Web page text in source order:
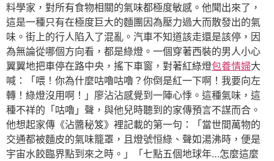
料學家，對所有食物相關的氣味都極度敏感。他聞出來了，
這是一種只有在極度巨大的麵團因為壓力過大而散發出的氣
味。街上的行人陷入了混亂。汽車不知道該走還是該停，因
為無論從哪個方向看，都是綠燈。一個穿著西裝的男人小心
翼翼地把車停在路中央，搖下車窗，對著紅綠燈包養情婦大
喊：「喂！你為什麼咕嚕咕嚕？你倒是紅一下啊！我要向左
轉！綠燈沒用啊！」廖沾沾感覺到一陣心悸。這種氣味，這
種不祥的「咕嚕」聲，與他兒時聽到的家傳預言不謀而合。
他想起家傳《沾醬秘笈》裡記載的第一句：「當世間萬物的
交通都被麵皮的氣味籠罩，且燈號恒綠、聲如湯沸時，便是
宇宙水餃臨界點到來之時。」「七點五個地球年…怎麼這麼